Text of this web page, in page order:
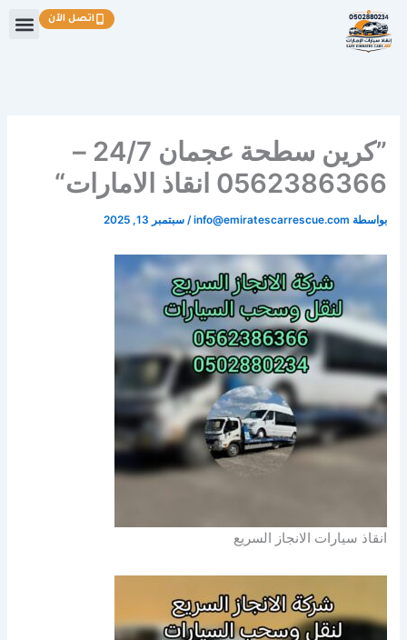
تخطي
إلى
المحتوى
اتصل الآن
”كرين سطحة عجمان 24/7 –
0562386366 انقاذ الامارات“
بواسطة info@emiratescarrescue.com
/سبتمبر 13, 2025
انقاذ سيارات الانجاز السريع